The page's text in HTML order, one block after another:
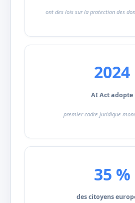
ont des lois sur la protection des
2024
AI Act adopte
premier cadre juridique
35 %
des citoyens